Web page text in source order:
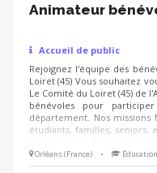
Animateur
Accueil de public
Rejoignez l'équipe des
Loiret (45) Vous souhaitez
Le Comité du Loiret (45) de
bénévoles pour
département. Nos
étudiants, familles, seniors,
liés à l'alcool et à la
et ateliers pédag
Orléans (France) • Éducation